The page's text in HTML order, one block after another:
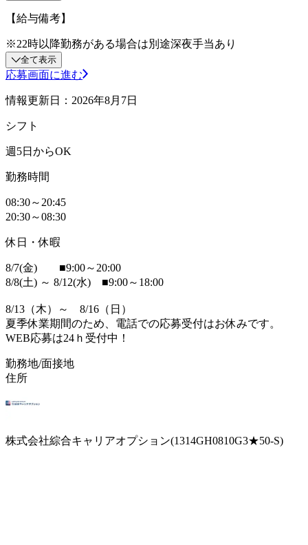
【給与備考】
※22時以降勤務がある場合は別途深夜手当あり
全て表示
応募画面に進む
情報更新日：2026年8月7日
シフト
週5日からOK
勤務時間
08:30～20:45
20:30～08:30
休日・休暇
8/7(金) ■9:00～20:00
8/8(土) ～ 8/12(水) ■9:00～18:00
8/13（木）～ 8/16（日）
夏季休業期間のため、電話での応募受付はお休みです。
WEB応募は24ｈ受付中！
勤務地/面接地
住所
株式会社綜合キャリアオプション(1314GH0810G3★50-S)